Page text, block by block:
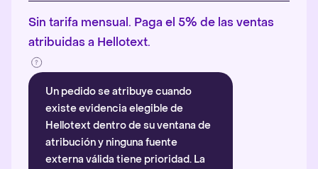
Sin tarifa mensual. Paga el 5% de las ventas
atribuidas a Hellotext.
Un pedido se atribuye cuando
existe evidencia elegible de
Hellotext dentro de su ventana de
atribución y ninguna fuente
externa válida tiene prioridad. La